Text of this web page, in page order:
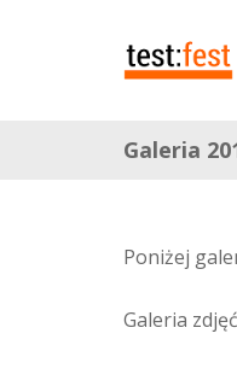
Galeria
Poniżej
Galeria